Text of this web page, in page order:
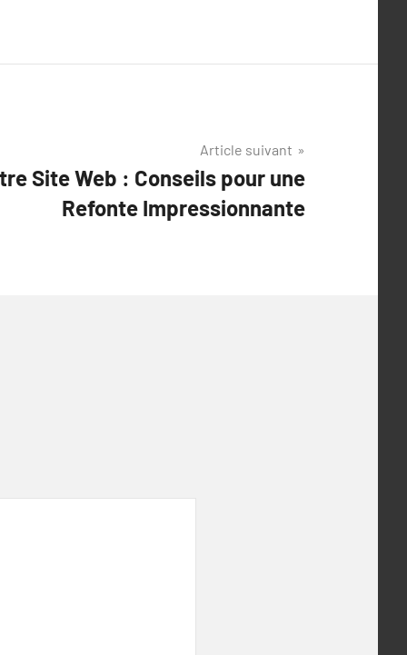
Article suivant
Site Web : Conseils pour une
Refonte Impressionnante